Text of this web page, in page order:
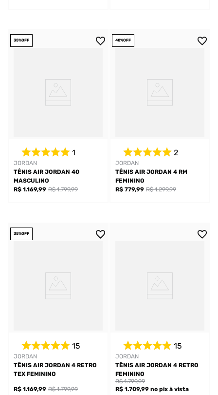
35%OFF
JORDAN
1
TÊNIS AIR JORDAN 40
MASCULINO
R$ 1.169,99 R$ 1.799,99
40%OFF
JORDAN
2
TÊNIS AIR JORDAN 4 RM
FEMININO
R$ 779,99 R$ 1.299,99
35%OFF
JORDAN
15
TÊNIS AIR JORDAN 4 RETRO
TEX FEMININO
R$ 1.169,99 R$ 1.799,99
JORDAN
15
TÊNIS AIR JORDAN 4 RETRO
FEMININO
R$ 1.709,99 no pix à vista
R$ 1.799,99